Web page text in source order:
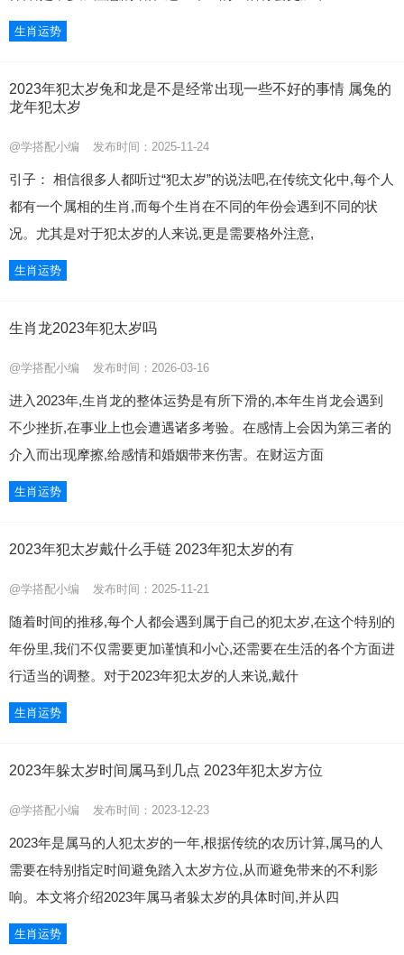
生肖运势
2023年犯太岁兔和龙是不是经常出现一些不好的事情 属兔的
龙年犯太岁
@学搭配小编 发布时间：2025-11-24
引子： 相信很多人都听过“犯太岁”的说法吧,在传统文化中,每个人
都有一个属相的生肖,而每个生肖在不同的年份会遇到不同的状
况。尤其是对于犯太岁的人来说,更是需要格外注意,
生肖运势
生肖龙2023年犯太岁吗
@学搭配小编 发布时间：2026-03-16
进入2023年,生肖龙的整体运势是有所下滑的,本年生肖龙会遇到
不少挫折,在事业上也会遭遇诸多考验。在感情上会因为第三者的
介入而出现摩擦,给感情和婚姻带来伤害。在财运方面
生肖运势
2023年犯太岁戴什么手链 2023年犯太岁的有
@学搭配小编 发布时间：2025-11-21
随着时间的推移,每个人都会遇到属于自己的犯太岁,在这个特别的
年份里,我们不仅需要更加谨慎和小心,还需要在生活的各个方面进
行适当的调整。对于2023年犯太岁的人来说,戴什
生肖运势
2023年躲太岁时间属马到几点 2023年犯太岁方位
@学搭配小编 发布时间：2023-12-23
2023年是属马的人犯太岁的一年,根据传统的农历计算,属马的人
需要在特别指定时间避免踏入太岁方位,从而避免带来的不利影
响。本文将介绍2023年属马者躲太岁的具体时间,并从四
生肖运势